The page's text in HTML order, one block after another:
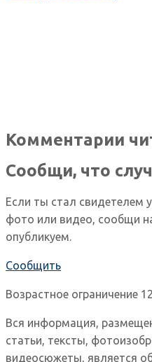
Комментарии
Сообщи, что
Если ты стал свидетелем
фото или видео, сообщи
опубликуем.
Сообщить
Возрастное ограничение
Вся информация,
статьи, тексты,
видеосюжеты, является